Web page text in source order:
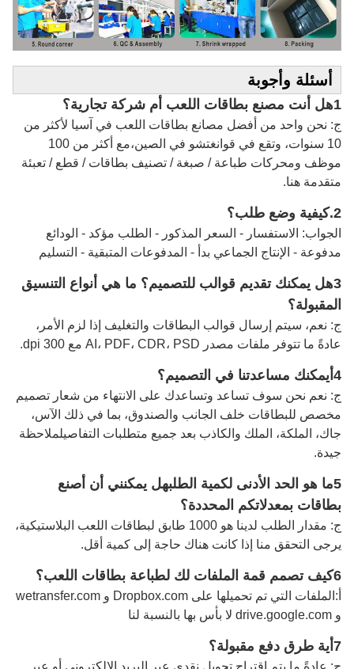
أسئلة وأجوبة
1هل أنت مصنع بطاقات اللعب أم شركة تجارية؟
ج: نحن واحد من أفضل مصانع بطاقات اللعب في آسيا لأكثر من
10 سنوات، وتقع في قوانغتشو في الصين،مع أكثر من 100
موظف ومحركات طباعة / صبغة / تصنيف بطاقات / قطع / تعبئة
متقدمة هنا.
2. كيفية وضع طلب؟
الجواب: الاستفسار - السعر المذكور - الطلب مؤكد - الودائع
مدفوعة - الإنتاج الجماعي بدأ - المدفوعات المتبقية - التسليم
3هل يمكنك تقديم قوالب للتصميم؟ ما هي أنواع التنسيق
المقبولة؟
ج: نعم، سيتم إرسال قوالب البطاقات والتغليف إذا لزم الأمر،
عادةً ما تتوفر ملفات مصدر AI، PDF، CDR، PSD مع 300 dpi.
4أيمكنك مساعدتنا في التصميم؟
ج: نعم نحن سوف تساعد وتساعدك على الانتهاء من شعار تصميم
مخصص للبطاقات خلف الجانب والصندوق، بما في ذلك الآس،
جاك، الملكة، الملك والكاذب بعد جميع متطلبات التفاصيلملاحظة
جيدة.
5ما هو الحد الأدنى لكمية الطلب
هل يمكنني أن أصنع
بطاقات بمعدلاتكم المحددة؟
ج: مقدار الطلب لدينا هو 1000 طابق لبطاقات اللعب البلاستيكية،
يرجى التحقق منا إذا كانت هناك حاجة إلى كمية أقل.
6كيف تصمم قمة الملفات لك لطباعة بطاقات اللعب؟
أ:
الملفات التي تم تحميلها على Dropbox.com و wetransfer.com
و drive.google.com لا بأس بها بالنسبة لنا
7أية طرق دفع مقبولة؟